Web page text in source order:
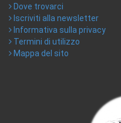
Dove trovarci
Iscriviti alla newsletter
Informativa sulla privacy
Termini di utilizzo
Mappa del sito